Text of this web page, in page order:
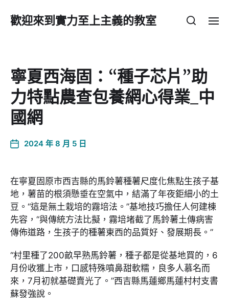
歡迎來到實力至上主義的教室
寧夏西海固：“種子芯片”助
力特點農查包養網心得業_中
國網
2024 年 8 月 5 日
在寧夏固原市西吉縣的馬鈴薯種薯尺度化焦點生孩子基
地，薯苗的根須懸垂在空氣中，結滿了年夜鉅細小的土
豆。“這是無土栽培的霧培法。”基地技巧擔任人何建棟
先容，“與傳統方法比擬，霧培堵截了馬鈴薯土傳病害
傳佈道路，生孩子的種薯東西的品質好、發展期長。”
“村里種了200畝早熟馬鈴薯，種子都是從基地買的，6
月份收獲上市，口感特殊噴鼻甜軟糯，良多人慕名而
來，7月初就基礎賣光了。”西吉縣馬蓮鄉馬蓮村村支書
蘇發強說。